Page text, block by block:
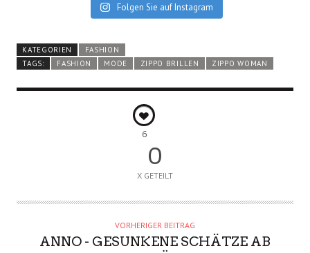
Folgen Sie auf Instagram
KATEGORIEN
FASHION
TAGS:
FASHION MODE ZIPPO BRILLEN ZIPPO WOMAN
6
0
X GETEILT
VORHERIGER BEITRAG
ANNO - GESUNKENE SCHÄTZE AB